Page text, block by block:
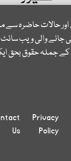
حالات حاضرہ سے
جانے والی ویب
کے جملہ حقوق بحق
Privacy
Policy
Us